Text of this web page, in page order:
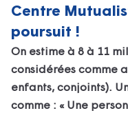
Centre
poursuit !
On estime à 8 à 11
considérées comme
enfants, conjoints).
comme : « Une